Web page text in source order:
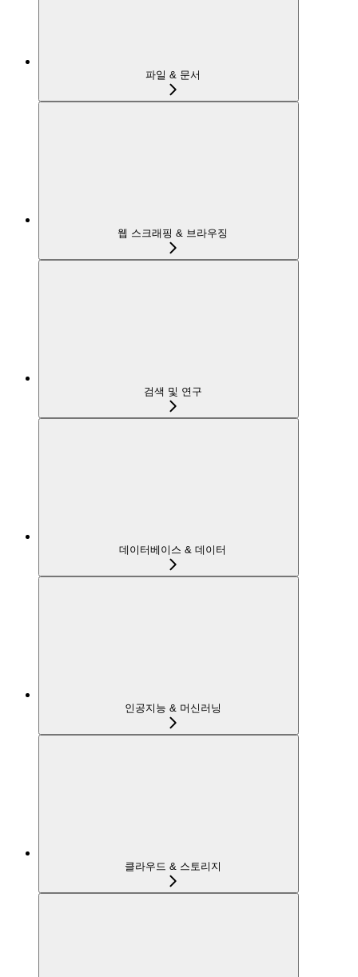
파일 & 문서
웹 스크래핑 & 브라우징
검색 및 연구
데이터베이스 & 데이터
인공지능 & 머신러닝
클라우드 & 스토리지